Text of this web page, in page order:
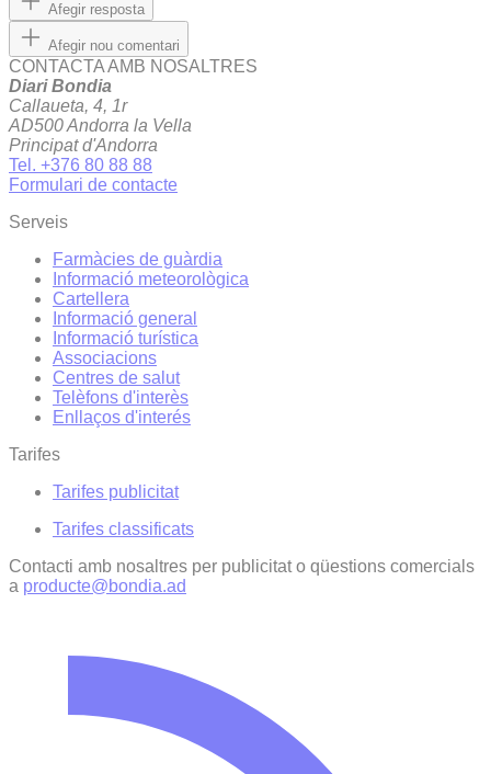
Afegir resposta
Afegir nou comentari
CONTACTA AMB NOSALTRES
Diari Bondia
Callaueta, 4, 1r
AD500 Andorra la Vella
Principat d'Andorra
Tel. +376 80 88 88
Formulari de contacte
Serveis
Farmàcies de guàrdia
Informació meteorològica
Cartellera
Informació general
Informació turística
Associacions
Centres de salut
Telèfons d'interès
Enllaços d'interés
Tarifes
Tarifes publicitat
Tarifes classificats
Contacti amb nosaltres per publicitat o qüestions comercials
a producte@bondia.ad